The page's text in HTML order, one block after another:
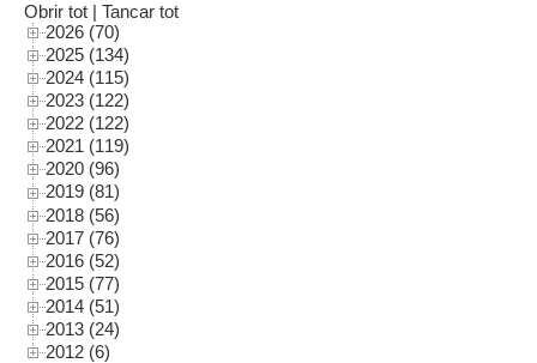
Obrir tot | Tancar tot
2026 (70)
2025 (134)
2024 (115)
2023 (122)
2022 (122)
2021 (119)
2020 (96)
2019 (81)
2018 (56)
2017 (76)
2016 (52)
2015 (77)
2014 (51)
2013 (24)
2012 (6)